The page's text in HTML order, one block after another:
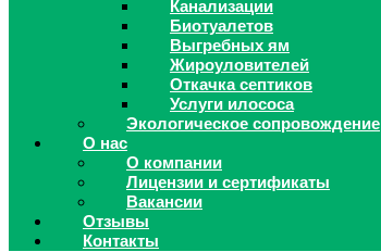
Канализации
Биотуалетов
Выгребных ям
Жироуловителей
Откачка септиков
Услуги илососа
Экологическое сопровождение
О нас
О компании
Лицензии и сертификаты
Вакансии
Отзывы
Контакты